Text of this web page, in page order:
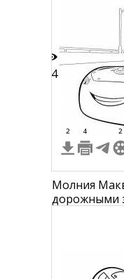
14
2 4 2
Молния
дорожными